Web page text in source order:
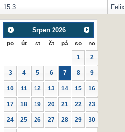
15.3.
Felix
Srpen 2026
po út st čt pá so ne
1 2
3 4 5 6 7 8 9
10 11 12 13 14 15 16
17 18 19 20 21 22 23
24 25 26 27 28 29 30